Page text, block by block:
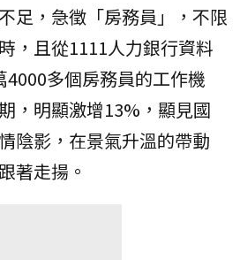
足，急徵「房務員」，不限
，且從1111人力銀行資料
多個房務員的工作機
，明顯激增13%，顯見國
陰影，在景氣升溫的帶動
著走揚。